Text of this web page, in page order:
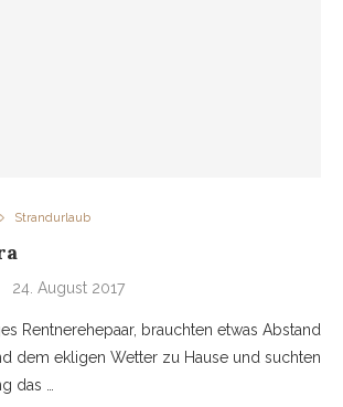
Strandurlaub
24. August 2017
Rentnerehepaar, brauchten etwas Abstand
dem ekligen Wetter zu Hause und suchten
das …